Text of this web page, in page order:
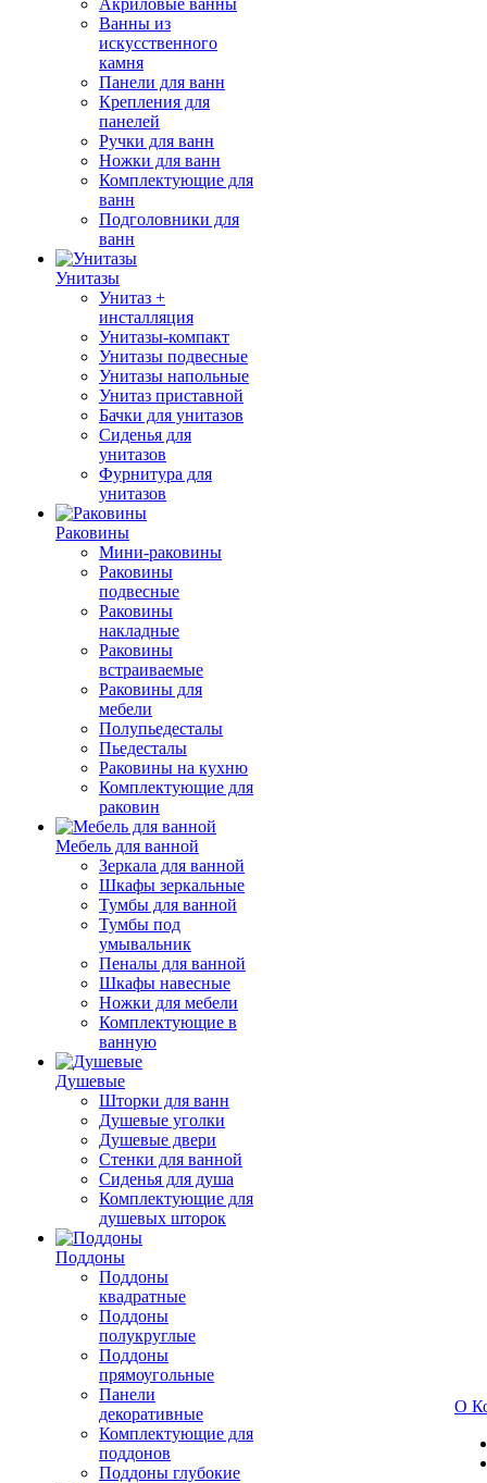
Акриловые ванны
Ванны из
искусственного
камня
Панели для ванн
Крепления для
панелей
Ручки для ванн
Ножки для ванн
Комплектующие для
ванн
Подголовники для
ванн
Унитазы
Унитаз +
инсталляция
Унитазы-компакт
Унитазы подвесные
Унитазы напольные
Унитаз приставной
Бачки для унитазов
Сиденья для
унитазов
Фурнитура для
унитазов
Раковины
Мини-раковины
Раковины
подвесные
Раковины
накладные
Раковины
встраиваемые
Раковины для
мебели
Полупьедесталы
Пьедесталы
Раковины на кухню
Комплектующие для
раковин
Мебель для ванной
Зеркала для ванной
Шкафы зеркальные
Тумбы для ванной
Тумбы под
умывальник
Пеналы для ванной
Шкафы навесные
Ножки для мебели
Комплектующие в
ванную
Душевые
Шторки для ванн
Душевые уголки
Душевые двери
Стенки для ванной
Сиденья для душа
Комплектующие для
душевых шторок
Поддоны
Поддоны
квадратные
Поддоны
полукруглые
Поддоны
прямоугольные
Панели
декоративные
Комплектующие для
поддонов
Поддоны глубокие
О